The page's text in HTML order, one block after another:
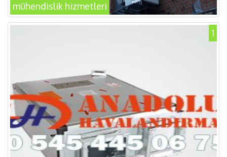
mühendislik hizmetleri
1